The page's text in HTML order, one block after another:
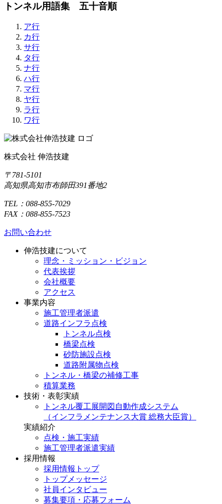
トンネル用語集 五十音順
ア行
カ行
サ行
タ行
ナ行
ハ行
マ行
ヤ行
ラ行
ワ行
株式会社 伸浩技建
〒781-5101
高知県高知市布師田391番地2
TEL：088-855-7029
FAX：088-855-7523
お問い合わせ
伸浩技建について
理念・ミッション・ビジョン
代表挨拶
会社概要
アクセス
事業内容
施工管理者派遣
道路インフラ点検
トンネル点検
橋梁点検
砂防施設点検
道路附属物点検
トンネル・橋梁の補修工事
積算業務
技術・表彰実績
トンネル覆工展開図自動作成システム
（インフラメンテナンス大賞 総務大臣賞）
実績紹介
点検・施工実績
施工管理者派遣実績
採用情報
採用情報トップ
トップメッセージ
社員インタビュー
募集要項・応募フォーム